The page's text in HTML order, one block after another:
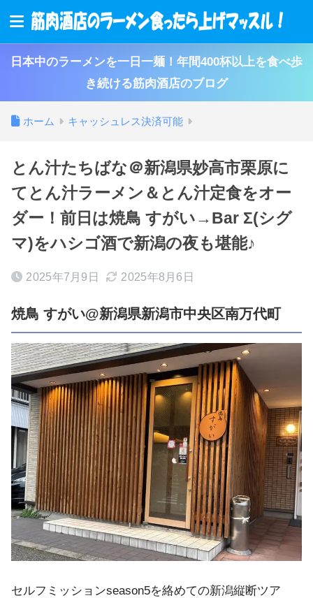
日本中のラーメンを一日一麺！年間400杯以上を食べ歩
き続ける筋肉酒店のブログ
ホーム キャッシュレス決済可能
とん汁たちばな＠新潟県妙高市栗原に
てとん汁ラーメン＆とん汁定食をオー
ダー！前日は焼鳥 すがい→Bar Σ(シグ
マ)をハシゴ酒で新潟の夜も堪能♪
2025年7月9日 2025年8月6日
焼鳥 すがい@新潟県新潟市中央区南万代町
セルフミッションseason5を絡めての新潟縦断ツア